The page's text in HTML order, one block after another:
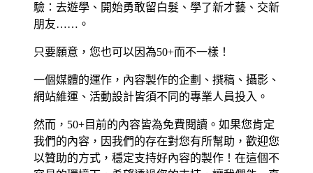
驗：去遊學、開始勇敢留白髮、學了新才藝、交新
朋友……。
只要願意，您也可以因為50+而不一樣！
一個媒體的運作，內容製作的企劃、撰稿、攝影、
網站維運、活動設計皆須不同的專業人員投入。
然而，50+目前的內容皆為免費閱讀。如果您肯定
我們的內容，因我們的存在對您有所幫助，歡迎您
以贊助的方式，穩定支持好內容的製作！在這個不